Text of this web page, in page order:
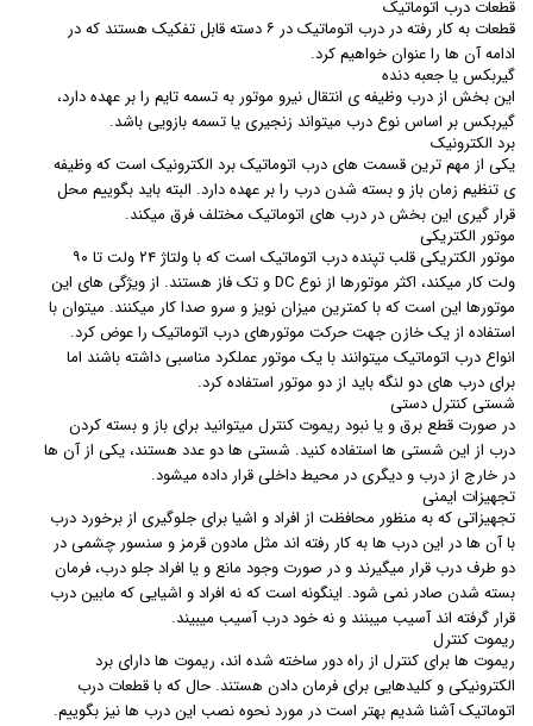
قطعات درب اتوماتیک
قطعات به کار رفته در درب اتوماتیک در ۶ دسته قابل تفکیک هستند که در
ادامه آن ها را عنوان خواهیم کرد.
گیربکس یا جعبه دنده
این بخش از درب وظیفه ی انتقال نیرو موتور به تسمه تایم را بر عهده دارد،
گیربکس بر اساس نوع درب میتواند زنجیری یا تسمه بازویی باشد.
برد الکترونیک
یکی از مهم ترین قسمت های درب اتوماتیک برد الکترونیک است که وظیفه
ی تنظیم زمان باز و بسته شدن درب را بر عهده دارد. البته باید بگوییم محل
قرار گیری این بخش در درب های اتوماتیک مختلف فرق میکند.
موتور الکتریکی
موتور الکتریکی قلب تپنده درب اتوماتیک است که با ولتاژ ۲۴ ولت تا ۹۰
ولت کار میکند، اکثر موتورها از نوع DC و تک فاز هستند. از ویژگی های این
موتورها این است که با کمترین میزان نویز و سرو صدا کار میکنند. میتوان با
استفاده از یک خازن جهت حرکت موتورهای درب اتوماتیک را عوض کرد.
انواع درب اتوماتیک میتوانند با یک موتور عملکرد مناسبی داشته باشند اما
برای درب های دو لنگه باید از دو موتور استفاده کرد.
شستی کنترل دستی
در صورت قطع برق و یا نبود ریموت کنترل میتوانید برای باز و بسته کردن
درب از این شستی ها استفاده کنید. شستی ها دو عدد هستند، یکی از آن ها
در خارج از درب و دیگری در محیط داخلی قرار داده میشود.
تجهیزات ایمنی
تجهیزاتی که به منظور محافظت از افراد و اشیا برای جلوگیری از برخورد درب
با آن ها در این درب ها به کار رفته اند مثل مادون قرمز و سنسور چشمی در
دو طرف درب قرار میگیرند و در صورت وجود مانع و یا افراد جلو درب، فرمان
بسته شدن صادر نمی شود. اینگونه است که نه افراد و اشیایی که مابین درب
قرار گرفته اند آسیب میبنند و نه خود درب آسیب میبیند.
ریموت کنترل
ریموت ها برای کنترل از راه دور ساخته شده اند، ریموت ها دارای برد
الکترونیکی و کلیدهایی برای فرمان دادن هستند. حال که با قطعات درب
اتوماتیک آشنا شدیم بهتر است در مورد نحوه نصب این درب ها نیز بگوییم.